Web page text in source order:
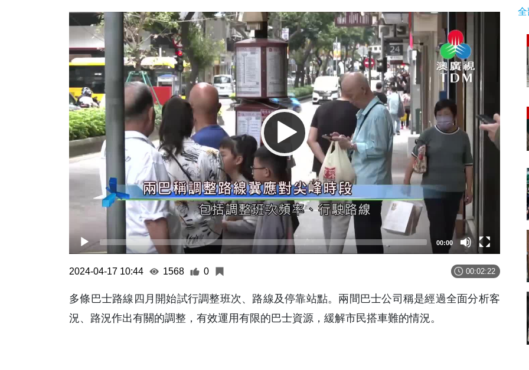
Player
00:00
2024-04-17 10:44 1568 0 00:02:22
多條巴士路線四月開始試行調整班次、路線及停靠站點。兩間巴士公司稱是經過全面分析客
況、路況作出有關的調整，有效運用有限的巴士資源，緩解市民搭車難的情況。
全